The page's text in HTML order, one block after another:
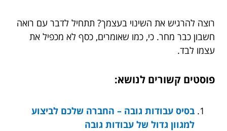
רוצה להרגיש את השינוי בעצמך? תתחיל לדבר עם רואה
חשבון כבר מחר. כי, כמו שאומרים, כסף לא מכפיל את
עצמו לבד.
פוסטים קשורים לנושא:
בסיס עבודות גובה – החברה שלכם לביצוע
למגוון גדול של עבודות גובה